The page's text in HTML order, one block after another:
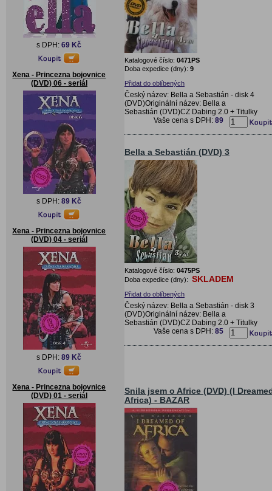
s DPH:69 Kč
Xena - Princezna bojovnice
(DVD) 06 - seriál
s DPH:89 Kč
Xena - Princezna bojovnice
(DVD) 04 - seriál
s DPH:89 Kč
Xena - Princezna bojovnice
(DVD) 01 - seriál
Katalogové číslo: 0471PS
Doba expedice (dny): 9
Přidat do oblíbených
Český název: Bella a Sebastián - disk 4
(DVD)Originální název: Bella a
Sebastián (DVD)CZ Dabing 2.0 + Titulky
Vaše cena s DPH: 89
Bella a Sebastián (DVD) 3
Katalogové číslo: 0475PS
Doba expedice (dny): SKLADEM
Přidat do oblíbených
Český název: Bella a Sebastián - disk 3
(DVD)Originální název: Bella a
Sebastián (DVD)CZ Dabing 2.0 + Titulky
Vaše cena s DPH: 85
Snila jsem o Africe (DVD) (I
Africa) - BAZAR